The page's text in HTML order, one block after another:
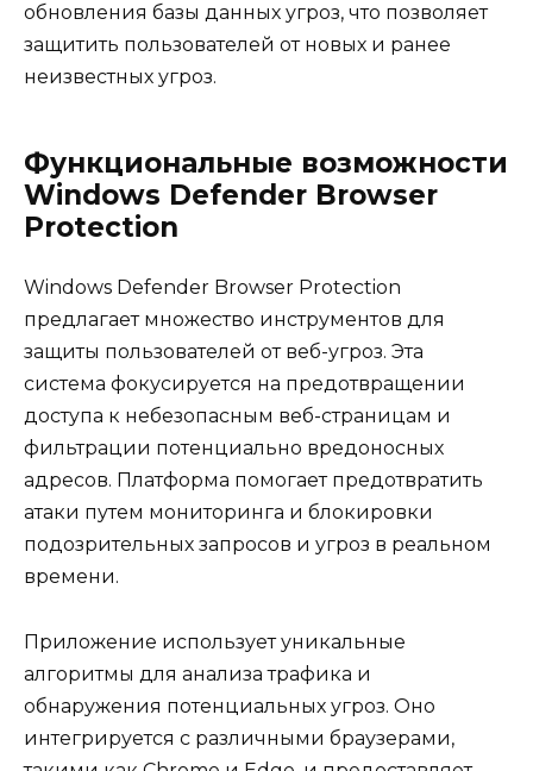
обновления базы данных угроз, что позволяет
защитить пользователей от новых и ранее
неизвестных угроз.
Функциональные возможности
Windows Defender Browser
Protection
Windows Defender Browser Protection
предлагает множество инструментов для
защиты пользователей от веб-угроз. Эта
система фокусируется на предотвращении
доступа к небезопасным веб-страницам и
фильтрации потенциально вредоносных
адресов. Платформа помогает предотвратить
атаки путем мониторинга и блокировки
подозрительных запросов и угроз в реальном
времени.
Приложение использует уникальные
алгоритмы для анализа трафика и
обнаружения потенциальных угроз. Оно
интегрируется с различными браузерами,